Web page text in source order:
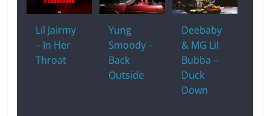
Lil Jairmy
– In Her
Throat
Yung
Smoody –
Back
Outside
Deebaby
& MG Lil
Bubba –
Duck
Down